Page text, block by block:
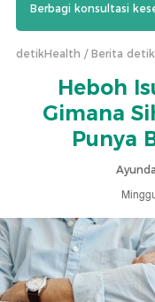
Berbagi konsultasi
detikHealth Berita
Heboh
Gimana
Punya